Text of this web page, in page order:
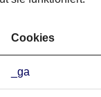
Cookies
_ga